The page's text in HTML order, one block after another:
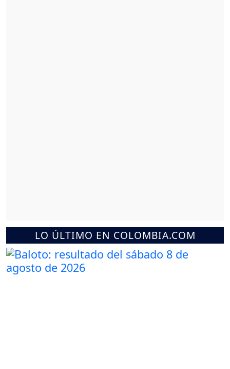
LO ÚLTIMO EN COLOMBIA.COM